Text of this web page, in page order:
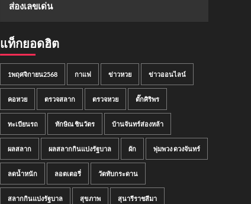
ส่องเลขเด่น
แท็กยอดฮิต
1พฤศจิกายน2568 กาแฟ ข่าวหวย ข่าวออนไลน์
คอหวย ตรวจสลาก ตรวจหวย ตั๊กศิริพร
ทะเบียนรถ ทักษิณ ชินวัตร บ้านจันทร์ส่องหล้า
ผลสลาก ผลสลากกินแบ่งรัฐบาล ผัก พุ่มพวง ดวงจันทร์
ลดน้ำหนัก ลอตเตอรี่ วัดทับกระดาน
สลากกินแบ่งรัฐบาล สุขภาพ สุนารีราชสีมา